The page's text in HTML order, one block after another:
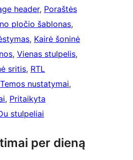
header, Poraštės
pločio šablonas
, Kairė šoninė
, Vienas stulpelis
sritis, RTL
Temos nustatymai
, Pritaikyta
stulpeliai
per dieną